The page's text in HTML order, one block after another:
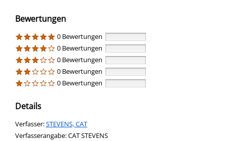
Bewertungen
0 Bewertungen
0 Bewertungen
0 Bewertungen
0 Bewertungen
0 Bewertungen
Details
Verfasser:Suche nach diesem Verfasser
STEVENS, CAT
Verfasserangabe:CAT STEVENS